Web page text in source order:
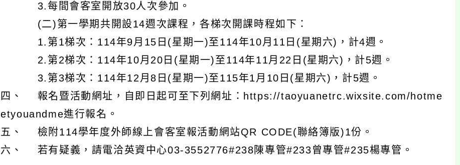
3.每間會客室開放30人次參加。
(二)第一學期共開設14週次課程，各梯次開課時程如下：
1.第1梯次：114年9月15日(星期一)至114年10月11日(星期六)，計4週。
2.第2梯次：114年10月20日(星期一)至114年11月22日(星期六)，計5週。
3.第3梯次：114年12月8日(星期一)至115年1月10日(星期六)，計5週。
四、 報名暨活動網址，自即日起可至下列網址：https://taoyuanetrc.wixsite.com/hotme
etyouandme進行報名。
五、 檢附114學年度外師線上會客室報活動網站QR CODE(聯絡簿版)1份。
六、 若有疑義，請電洽英資中心03-3552776#238陳專管#233曾專管#235楊專管。